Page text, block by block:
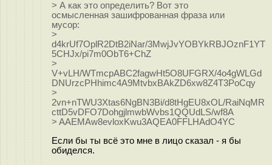
> А как это определить? Вот это
осмысленная зашифрованная фраза или
мусор:
>
d4krUf7OplR2DtB2iNar/3MwjJvYOBYkRBJOznF1YT
5CHJx/pi7m0ObT6+ChZ
>
V+vLH/WTmcpABC2fagwHt5O8UFGRX/4o4gWLGd
DNUrzcPHhimc4A9MtvbxBAkZD6xw8Z4T3PoCqy
>
2vn+nTWU3Xtas6NgBN3Bi/d8tHgEU8xOL/RaiNqMR
cttD5vDFO7DohgjlmwbWvbs1QQUdLS/wf8A
> AAEMAw8evloxKwu3AQEA0FFLHAdO4YC
Если бы ты всё это мне в лицо сказал - я бы
обиделся.